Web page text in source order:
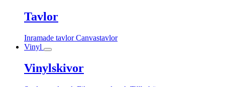
Tavlor
Inramade tavlorCanvastavlor
Vinyl
Vinylskivor